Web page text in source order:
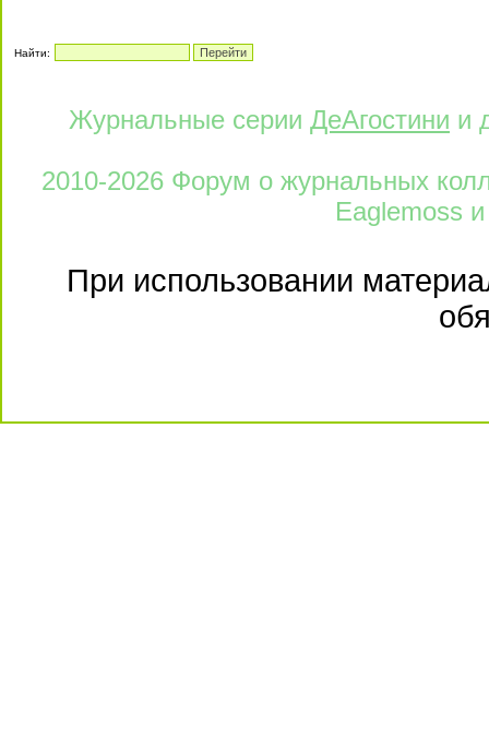
Найти:
Журнальные серии ДеАгостини и
2010-2026 Форум о журнальных
Eaglemoss и
При использовании